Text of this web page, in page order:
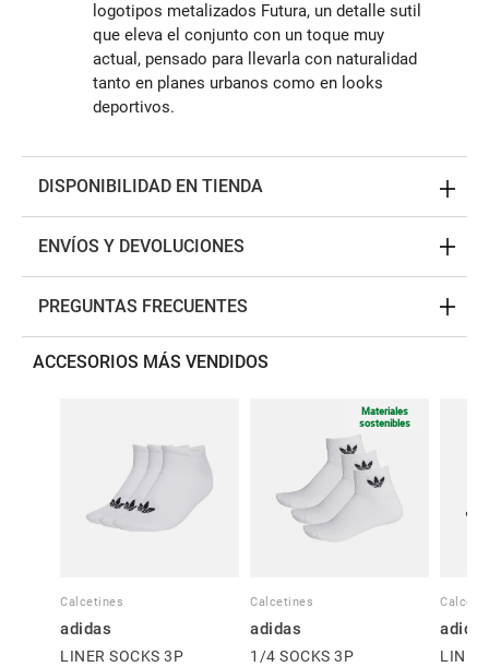
logotipos metalizados Futura, un detalle sutil
que eleva el conjunto con un toque muy
actual, pensado para llevarla con naturalidad
tanto en planes urbanos como en looks
deportivos.
DISPONIBILIDAD EN TIENDA
ENVÍOS Y DEVOLUCIONES
PREGUNTAS FRECUENTES
ACCESORIOS MÁS VENDIDOS
Calcetines
adidas
LINER SOCKS 3P
Materiales
sostenibles
Calcetines
adidas
1/4 SOCKS 3P LINER